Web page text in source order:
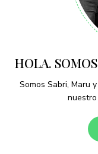
HOLA.
Somos Sabri, Maru